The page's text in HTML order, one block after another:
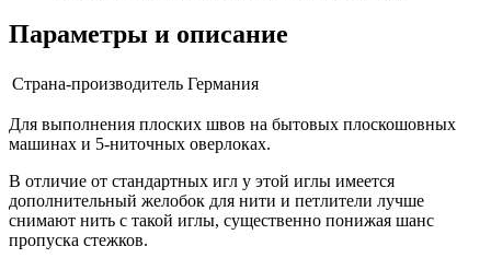
Параметры и описание
Страна-производитель Германия
Для выполнения плоских швов на бытовых плоскошовных
машинах и 5-ниточных оверлоках.
В отличие от стандартных игл у этой иглы имеется
дополнительный желобок для нити и петлители лучше
снимают нить с такой иглы, существенно понижая шанс
пропуска стежков.